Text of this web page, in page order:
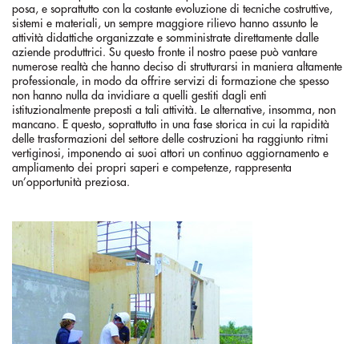
posa, e soprattutto con la costante evoluzione di tecniche costruttive,
sistemi e materiali, un sempre maggiore rilievo hanno assunto le
attività didattiche organizzate e somministrate direttamente dalle
aziende produttrici. Su questo fronte il nostro paese può vantare
numerose realtà che hanno deciso di strutturarsi in maniera altamente
professionale, in modo da offrire servizi di formazione che spesso
non hanno nulla da invidiare a quelli gestiti dagli enti
istituzionalmente preposti a tali attività. Le alternative, insomma, non
mancano. E questo, soprattutto in una fase storica in cui la rapidità
delle trasformazioni del settore delle costruzioni ha raggiunto ritmi
vertiginosi, imponendo ai suoi attori un continuo aggiornamento e
ampliamento dei propri saperi e competenze, rappresenta
un’opportunità preziosa.